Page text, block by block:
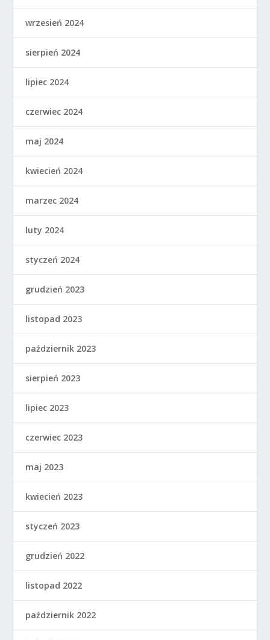
wrzesień 2024
sierpień 2024
lipiec 2024
czerwiec 2024
maj 2024
kwiecień 2024
marzec 2024
luty 2024
styczeń 2024
grudzień 2023
listopad 2023
październik 2023
sierpień 2023
lipiec 2023
czerwiec 2023
maj 2023
kwiecień 2023
styczeń 2023
grudzień 2022
listopad 2022
październik 2022